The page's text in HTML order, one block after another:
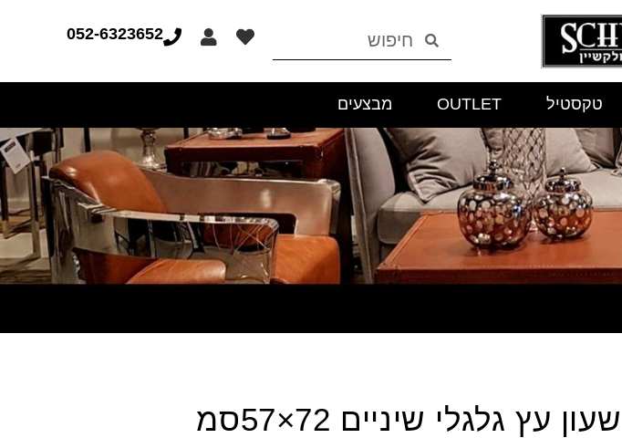
052-6323652
טקסטיל OUTLET מבצעים
שעון עץ גלגלי שיניים 72×57סמ